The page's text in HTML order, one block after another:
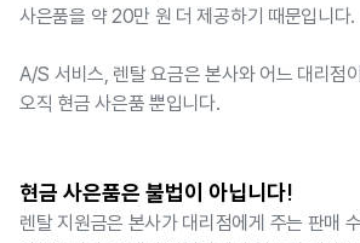
사은품을 약 20만 원 더 제공하기 때문입니다.
A/S 서비스, 렌탈 요금은 본사와 어느 대리점
오직 현금 사은품 뿐입니다.
현금 사은품은 불법이 아닙니다!
렌탈 지원금은 본사가 대리점에게 주는 판매